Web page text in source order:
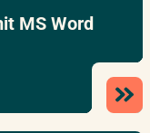
MS Word